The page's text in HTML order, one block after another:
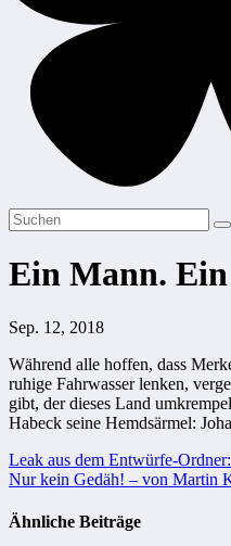
Ein Mann.
Sep. 12, 2018
Während alle hoffen, dass
ruhige Fahrwasser lenken,
gibt, der dieses Land
Habeck seine Hemdsärmel:
Beitragsnavigation
Leak aus dem Entwürfe-
Nur kein Gedäh! – von Martin
Ähnliche Beiträge